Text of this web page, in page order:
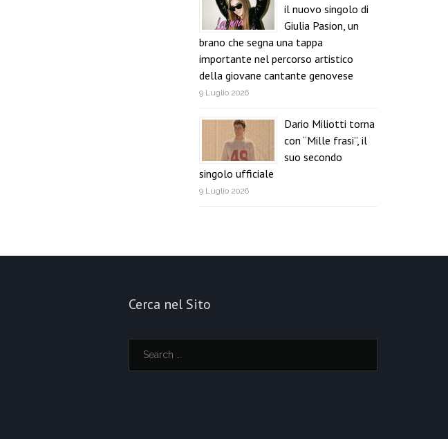
il nuovo singolo di
Giulia Pasion, un
brano che segna una tappa
importante nel percorso artistico
della giovane cantante genovese
9 Luglio 2026
Dario Miliotti torna
con “Mille frasi”, il
suo secondo
singolo ufficiale
9 Luglio 2026
Cerca nel Sito